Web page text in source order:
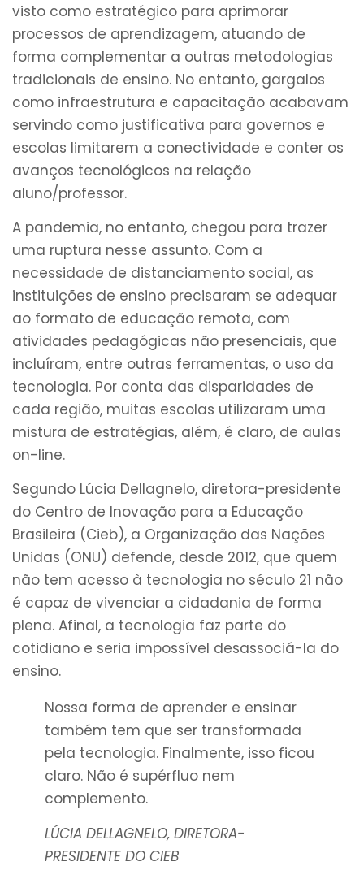
visto como estratégico para aprimorar
processos de aprendizagem, atuando de
forma complementar a outras metodologias
tradicionais de ensino. No entanto, gargalos
como infraestrutura e capacitação acabavam
servindo como justificativa para governos e
escolas limitarem a conectividade e conter os
avanços tecnológicos na relação
aluno/professor.
A pandemia, no entanto, chegou para trazer
uma ruptura nesse assunto. Com a
necessidade de distanciamento social, as
instituições de ensino precisaram se adequar
ao formato de educação remota, com
atividades pedagógicas não presenciais, que
incluíram, entre outras ferramentas, o uso da
tecnologia. Por conta das disparidades de
cada região, muitas escolas utilizaram uma
mistura de estratégias, além, é claro, de aulas
on-line.
Segundo Lúcia Dellagnelo, diretora-presidente
do Centro de Inovação para a Educação
Brasileira (Cieb), a Organização das Nações
Unidas (ONU) defende, desde 2012, que quem
não tem acesso à tecnologia no século 21 não
é capaz de vivenciar a cidadania de forma
plena. Afinal, a tecnologia faz parte do
cotidiano e seria impossível desassociá-la do
ensino.
Nossa forma de aprender e ensinar
também tem que ser transformada
pela tecnologia. Finalmente, isso ficou
claro. Não é supérfluo nem
complemento.
LÚCIA DELLAGNELO, DIRETORA-
PRESIDENTE DO CIEB